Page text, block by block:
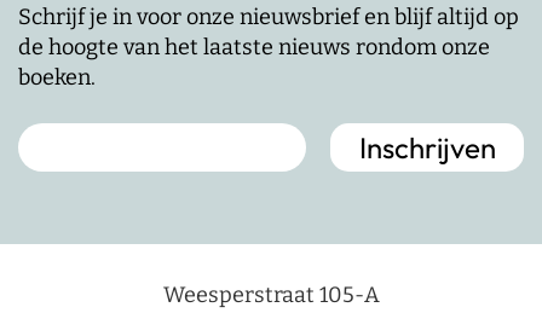
Schrijf je in voor onze nieuwsbrief en blijf altijd op
de hoogte van het laatste nieuws rondom onze
boeken.
Weesperstraat 105-A